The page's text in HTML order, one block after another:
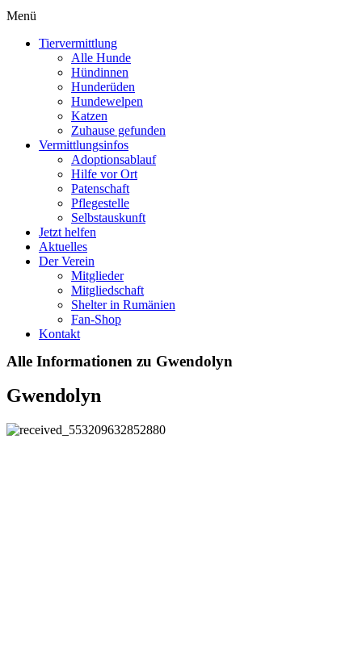
Menü
Tiervermittlung
Alle Hunde
Hündinnen
Hunderüden
Hundewelpen
Katzen
Zuhause gefunden
Vermittlungsinfos
Adoptionsablauf
Hilfe vor Ort
Patenschaft
Pflegestelle
Selbstauskunft
Jetzt helfen
Aktuelles
Der Verein
Mitglieder
Mitgliedschaft
Shelter in Rumänien
Fan-Shop
Kontakt
Alle Informationen zu Gwendolyn
Gwendolyn